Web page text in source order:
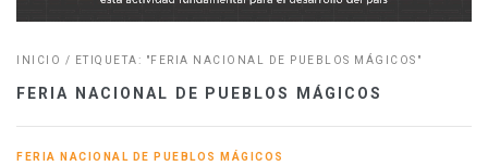
INICIO / ETIQUETA: "FERIA NACIONAL DE PUEBLOS MÁGICOS"
FERIA NACIONAL DE PUEBLOS MÁGICOS
FERIA NACIONAL DE PUEBLOS MÁGICOS